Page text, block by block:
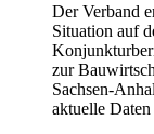
Der Verband
Situation auf
zur
Sachsen-
aktuelle